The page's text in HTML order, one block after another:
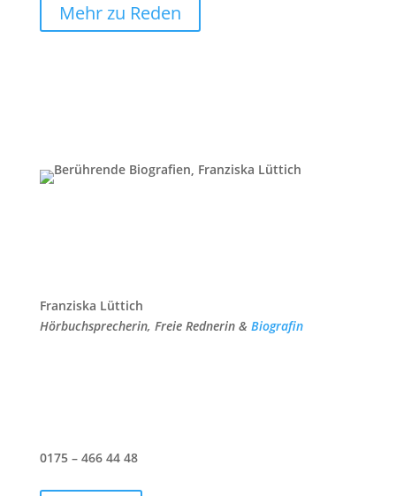
Mehr zu Reden
Franziska Lüttich
Hörbuchsprecherin, Freie Rednerin & Biografin
0175 – 466 44 48